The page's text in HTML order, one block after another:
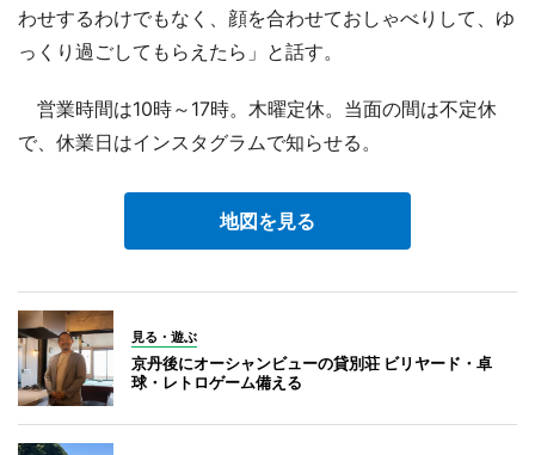
わせするわけでもなく、顔を合わせておしゃべりして、ゆ
っくり過ごしてもらえたら」と話す。
営業時間は10時～17時。木曜定休。当面の間は不定休
で、休業日はインスタグラムで知らせる。
地図を見る
見る・遊ぶ
京丹後にオーシャンビューの貸別荘 ビリヤード・卓
球・レトロゲーム備える